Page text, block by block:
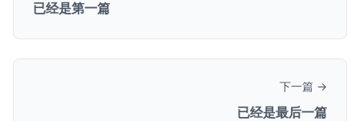
已经是第一篇
下一篇 →
已经是最后一篇